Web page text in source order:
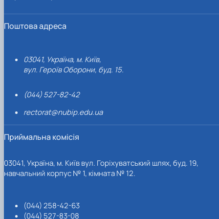
Поштова адреса
03041, Україна, м. Київ,
вул. Героїв Оборони, буд. 15.
(044) 527-82-42
rectorat@nubip.edu.ua
Приймальна комісія
03041, Україна, м. Київ вул. Горіхуватський шлях, буд. 19,
навчальний корпус № 1, кімната № 12.
(044) 258-42-63
(044) 527-83-08